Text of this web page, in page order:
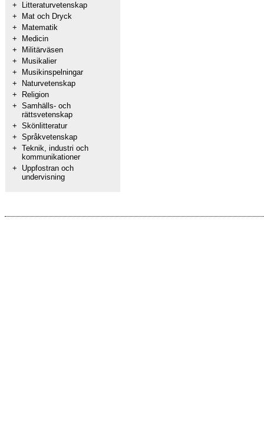
+
Litteraturvetenskap
+
Mat och Dryck
+
Matematik
+
Medicin
+
Militärväsen
+
Musikalier
+
Musikinspelningar
+
Naturvetenskap
+
Religion
+ Samhälls- och
rättsvetenskap
+ Skönlitteratur
+ Språkvetenskap
+ Teknik, industri och
kommunikationer
+
Uppfostran och
undervisning